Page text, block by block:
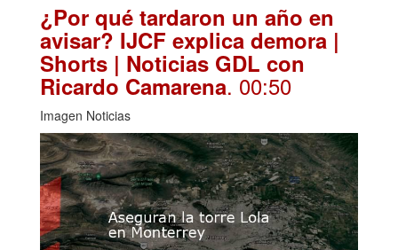
¿Por qué tardaron un año en
avisar? IJCF explica demora |
Shorts | Noticias GDL con
Ricardo Camarena. 00:50
Imagen Noticias